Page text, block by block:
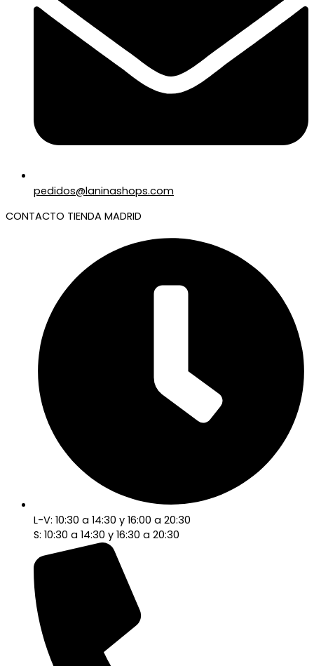
pedidos@laninashops.com
CONTACTO TIENDA MADRID
L-V: 10:30 a 14:30 y 16:00 a 20:30
S: 10:30 a 14:30 y 16:30 a 20:30